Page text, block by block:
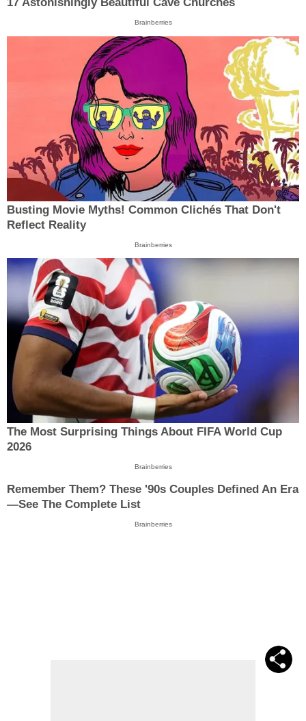
Brainberries
Busting Movie Myths! Common Clichés That Don't
Reflect Reality
Brainberries
The Most Surprising Things About FIFA World Cup
2026
Brainberries
Remember Them? These '90s Couples Defined An Era
—See The Complete List
Brainberries